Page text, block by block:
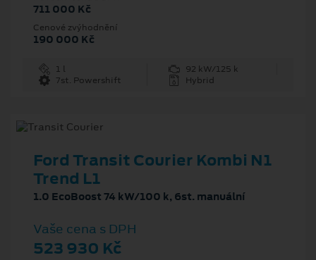
711 000 Kč
Cenové zvýhodnění
190 000 Kč
1 l
92 kW/125 k
7st. Powershift
Hybrid
Ford Transit Courier Kombi N1
Trend L1
1.0 EcoBoost 74 kW/100 k, 6st. manuální
Vaše cena s DPH
523 930 Kč